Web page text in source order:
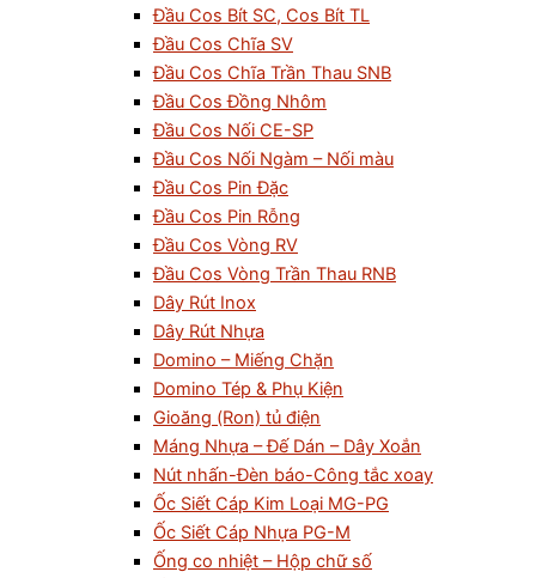
Đầu Cos Bít SC, Cos Bít TL
Đầu Cos Chĩa SV
Đầu Cos Chĩa Trần Thau SNB
Đầu Cos Đồng Nhôm
Đầu Cos Nối CE-SP
Đầu Cos Nối Ngàm – Nối màu
Đầu Cos Pin Đặc
Đầu Cos Pin Rỗng
Đầu Cos Vòng RV
Đầu Cos Vòng Trần Thau RNB
Dây Rút Inox
Dây Rút Nhựa
Domino – Miếng Chặn
Domino Tép & Phụ Kiện
Gioăng (Ron) tủ điện
Máng Nhựa – Đế Dán – Dây Xoắn
Nút nhấn-Đèn báo-Công tắc xoay
Ốc Siết Cáp Kim Loại MG-PG
Ốc Siết Cáp Nhựa PG-M
Ống co nhiệt – Hộp chữ số